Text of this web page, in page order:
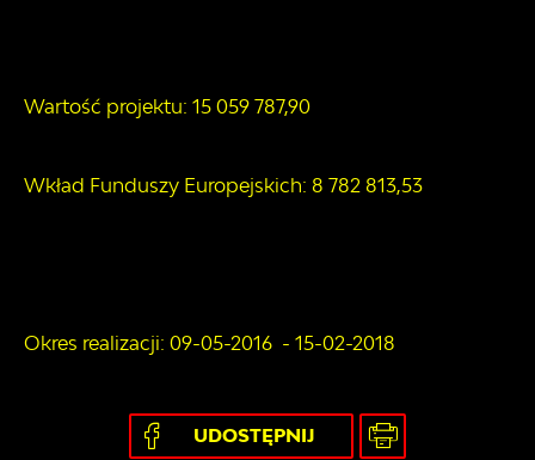
Wartość projektu: 15 059 787,90
Wkład Funduszy Europejskich: 8 782 813,53
Okres realizacji: 09-05-2016 - 15-02-2018
UDOSTĘPNIJ